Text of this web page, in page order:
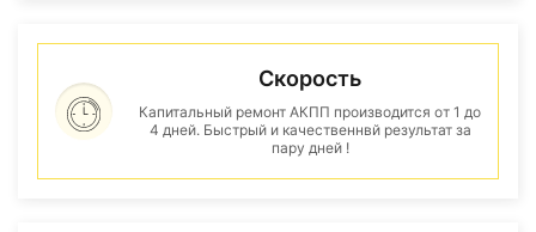
Скорость
Капитальный ремонт АКПП производится от 1 до
4 дней. Быстрый и качественнвй результат за
пару дней !